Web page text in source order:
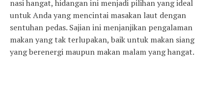
nasi hangat, hidangan ini menjadi pilihan yang ideal
untuk Anda yang mencintai masakan laut dengan
sentuhan pedas. Sajian ini menjanjikan pengalaman
makan yang tak terlupakan, baik untuk makan siang
yang berenergi maupun makan malam yang hangat.